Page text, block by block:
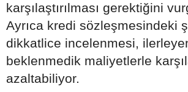
karşılaştırılması gerektiğini
Ayrıca kredi sözleşmesindeki
dikkatlice incelenmesi,
beklenmedik maliyetlerle
azaltabiliyor.